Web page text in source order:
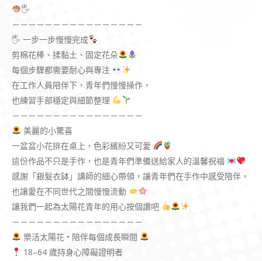
🖐
－－－－－－－－－－－－－－－－
🖐 一步一步慢慢完成
剪棉花棒、揉黏土、固定花朵
每個步驟都需要耐心與專注
在工作人員陪伴下，青年們慢慢操作，
也練習手部穩定與細節整理
－－－－－－－－－－－－－－－－
美麗的小驚喜
一盆盆小花排在桌上，色彩繽紛又可愛
這份作品不只是手作，也是青年們準備送給家人的溫馨祝福
感謝「銀髮衣缽」講師的細心帶領，讓青年們在手作中感受陪伴，
也讓愛在不同世代之間慢慢流動
讓我們一起為太陽花青年的用心按個讚吧
－－－－－－－－－－－－－－－－
樂活太陽花 • 陪伴每個成長瞬間
18–64 歲持身心障礙證明者